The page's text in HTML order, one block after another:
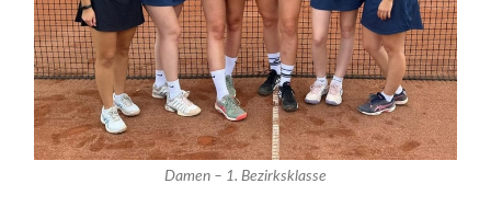
Damen – 1. Bezirksklasse